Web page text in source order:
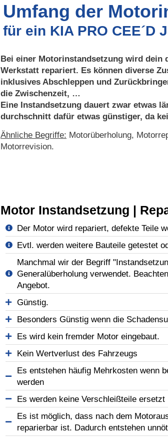
Umfang der
für ein KIA PRO CEE´D
Bei einer Motorinstandsetzung wird dein
Werkstatt repariert. Es können diverse
inklusives Abschleppen und
die Zwischenzeit, …
Eine Instandsetzung dauert zwar etwas
durchschnitt dafür etwas günstiger, da
Ähnliche Begriffe: Motorüberholung,
Motorrevision.
Motor Instandsetzung |
Der Motor wird repariert, defekte Teile
Evtl. werden weitere Bauteile getestet
Manchmal wir der Begriff
Generalüberholung verwendet.
Angebot.
Günstig.
Besonders Günstig wenn die
Es wird kein fremder Motor eingebaut.
Kein Wertverlust des Fahrzeugs
Es entstehen häufig Mehrkosten wenn
werden
Es werden keine Verschleißteile ersetzt
Es ist möglich, dass nach dem
reparierbar ist. Dadurch entstehen